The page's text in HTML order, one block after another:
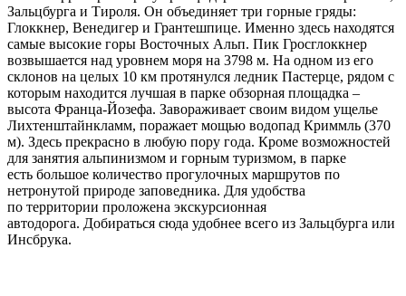
Зальцбурга и Тироля. Он объединяет три горные гряды:
Глоккнер, Венедигер и Грантешпице. Именно здесь находятся
самые высокие горы Восточных Альп. Пик Гросглоккнер
возвышается над уровнем моря на 3798 м. На одном из его
склонов на целых 10 км протянулся ледник Пастерце, рядом с
которым находится лучшая в парке обзорная площадка –
высота Франца-Йозефа. Завораживает своим видом ущелье
Лихтенштайнкламм, поражает мощью водопад Криммль (370
м). Здесь прекрасно в любую пору года. Кроме возможностей
для занятия альпинизмом и горным туризмом, в парке
есть большое количество прогулочных маршрутов по
нетронутой природе заповедника. Для удобства
по территории проложена экскурсионная
автодорога. Добираться сюда удобнее всего из Зальцбурга или
Инсбрука.